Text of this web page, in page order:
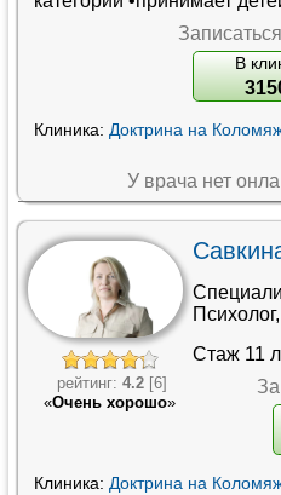
В
Клиника: Доктрина на
У врача нет
рейтинг: 4.2[6]
«Очень хорошо»
Психолог,
Стаж 11
Клиника: Доктрина на